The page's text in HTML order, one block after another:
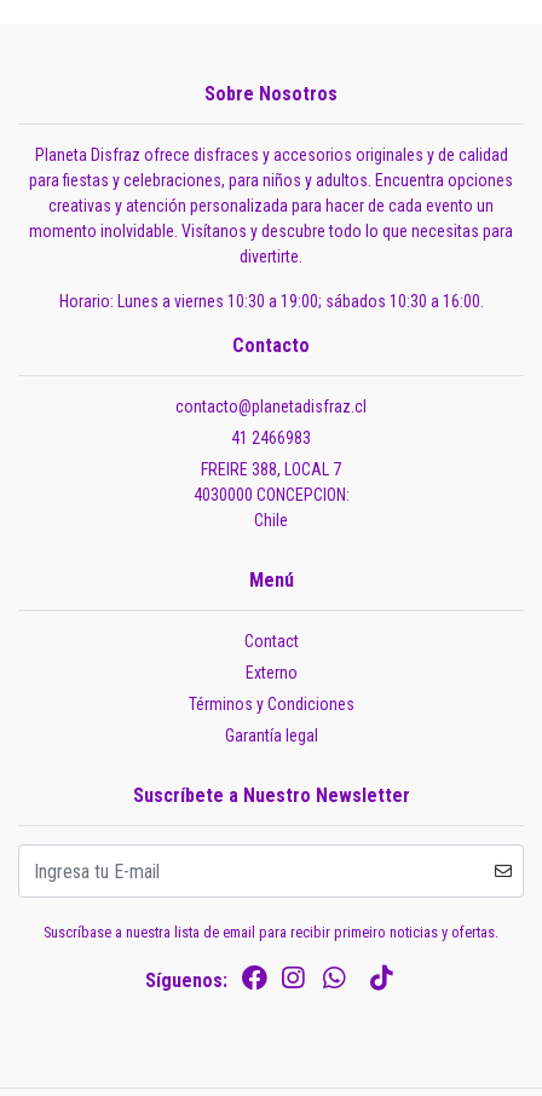
Sobre Nosotros
Planeta Disfraz ofrece disfraces y accesorios originales y de calidad
para fiestas y celebraciones, para niños y adultos. Encuentra opciones
creativas y atención personalizada para hacer de cada evento un
momento inolvidable. Visítanos y descubre todo lo que necesitas para
divertirte.
Horario: Lunes a viernes 10:30 a 19:00; sábados 10:30 a 16:00.
Contacto
contacto@planetadisfraz.cl
41 2466983
FREIRE 388, LOCAL 7
4030000 CONCEPCION:
Chile
Menú
Contact
Externo
Términos y Condiciones
Garantía legal
Suscríbete a Nuestro Newsletter
Suscríbase a nuestra lista de email para recibir primeiro noticias y ofertas.
Síguenos: